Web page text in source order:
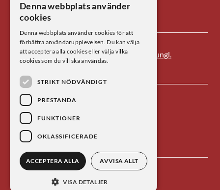
E-post: centrum@kva.se
Kontakta oss
Centrum för vetenskapshistoria är ett av
Kungl.
Vetenskapsakademiens forskningsinstitut.
SWEDISH
Denna webbplats använder
cookies
Denna webbplats använder cookies för att
förbättra användarupplevelsen. Du kan välja
att acceptera alla cookies eller välja vilka
cookies som du vill ska användas.
STRIKT NÖDVÄNDIGT
PRESTANDA
FUNKTIONER
OKLASSIFICERADE
ACCEPTERA ALLA AVVISA ALLT
VISA DETALJER